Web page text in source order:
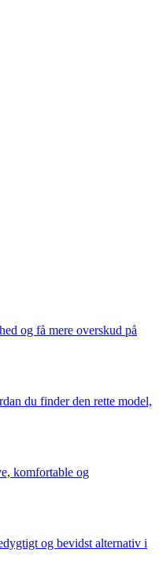
og få mere overskud på
du finder den rette model,
komfortable og
og bevidst alternativ i